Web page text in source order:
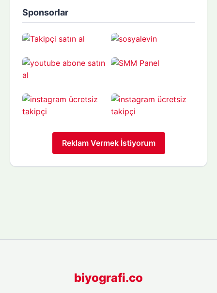
Sponsorlar
Reklam Vermek İstiyorum
biyografi.co